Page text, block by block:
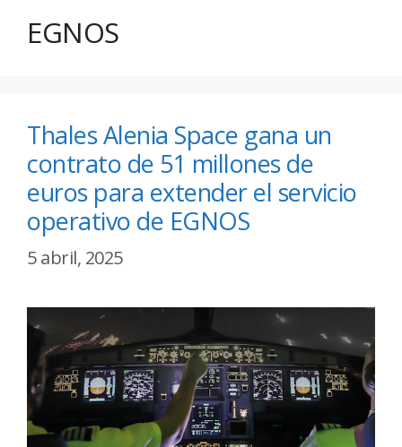
EGNOS
Thales Alenia Space gana un
contrato de 51 millones de
euros para extender el servicio
operativo de EGNOS
5 abril, 2025